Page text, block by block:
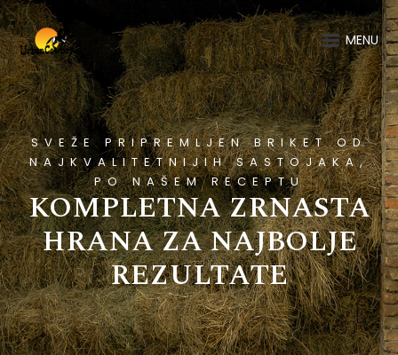
MENU
SVEŽE PRIPREMLJEN BRIKET OD
NAJKVALITETNIJIH SASTOJAKA,
PO NAŠEM RECEPTU
KOMPLETNA ZRNASTA
HRANA ZA NAJBOLJE
REZULTATE